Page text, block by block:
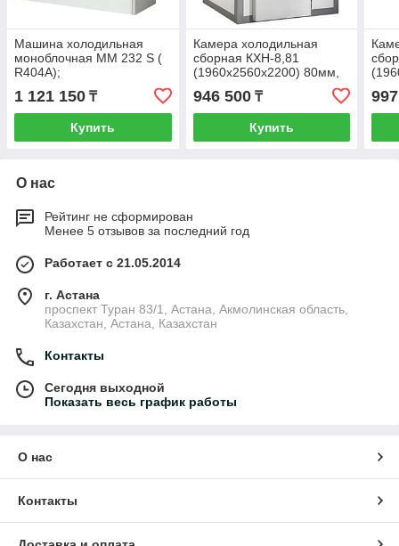
Машина холодильная
моноблочная ММ 232 S (
R404A);
1 121 150 ₸
Купить
Камера холодильная
сборная КХН-8,81
(1960х2560х2200) 80мм,
без моноблока
946 500₸
Купить
О нас
Рейтинг не сформирован
Менее 5 отзывов за последний год
Работает с 21.05.2014
г. Астана
проспект Туран 83/1, Астана, Акмолинская область,
Казахстан, Астана, Казахстан
Контакты
Сегодня выходной
Показать весь график работы
О нас
Контакты